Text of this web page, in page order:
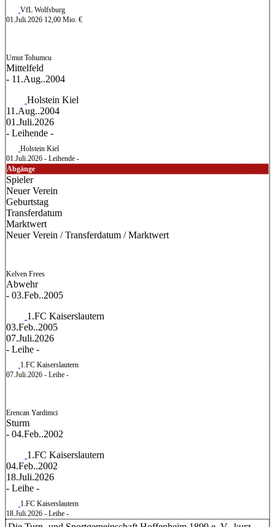
VfL Wolfsburg
01.Juli.2026 12,00 Mio. €
Umut Tohumcu
Mittelfeld
- 11.Aug..2004
Holstein Kiel
11.Aug..2004
01.Juli.2026
- Leihende -
Holstein Kiel
01.Juli.2026 - Leihende -
Abgänge
Spieler
Neuer Verein
Geburtstag
Transferdatum
Marktwert
Neuer Verein / Transferdatum / Marktwert
Kelven Frees
Abwehr
- 03.Feb..2005
1.FC Kaiserslautern
03.Feb..2005
07.Juli.2026
- Leihe -
1.FC Kaiserslautern
07.Juli.2026 - Leihe -
Erencan Yardimci
Sturm
- 04.Feb..2002
1.FC Kaiserslautern
04.Feb..2002
18.Juli.2026
- Leihe -
1.FC Kaiserslautern
18.Juli.2026 - Leihe -